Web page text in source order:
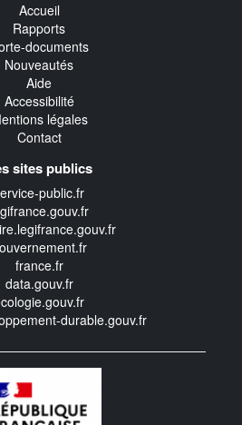
Accueil
Rapports
documents
Nouveautés
Aide
Accessibilité
légales
Contact
sites publics
public.fr
france.fr
data.gouv.fr
durable.gouv.fr